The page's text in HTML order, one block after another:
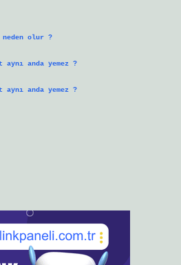
olur ?
anda yemez ?
anda yemez ?